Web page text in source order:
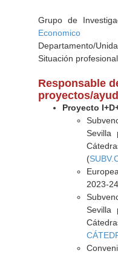
Grupo de
Economico
Departamento/
Situación
Responsable
proyectos/
Proyecto
Sevilla
(
2023-
Sevilla